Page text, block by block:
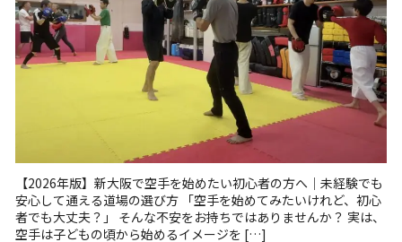
【2026年版】新大阪で空手を始めたい初心者の方へ｜未経験でも
安心して通える道場の選び方 「空手を始めてみたいけれど、初心
者でも大丈夫？」 そんな不安をお持ちではありませんか？ 実は、
空手は子どもの頃から始めるイメージを […]